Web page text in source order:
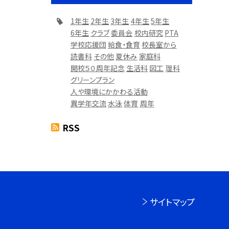
1年生 2年生 3年生 4年生 5年生
6年生 クラブ委員会 校内研究 PTA
学校応援団 給食・食育 校長室から
読書科 その他 夏休み 家庭科
開校５０周年記念 生活科 図工 理科
グリーンプラン
人や環境にかかわる活動
異学年交流水泳 体育 周年
RSS
サイトマップ